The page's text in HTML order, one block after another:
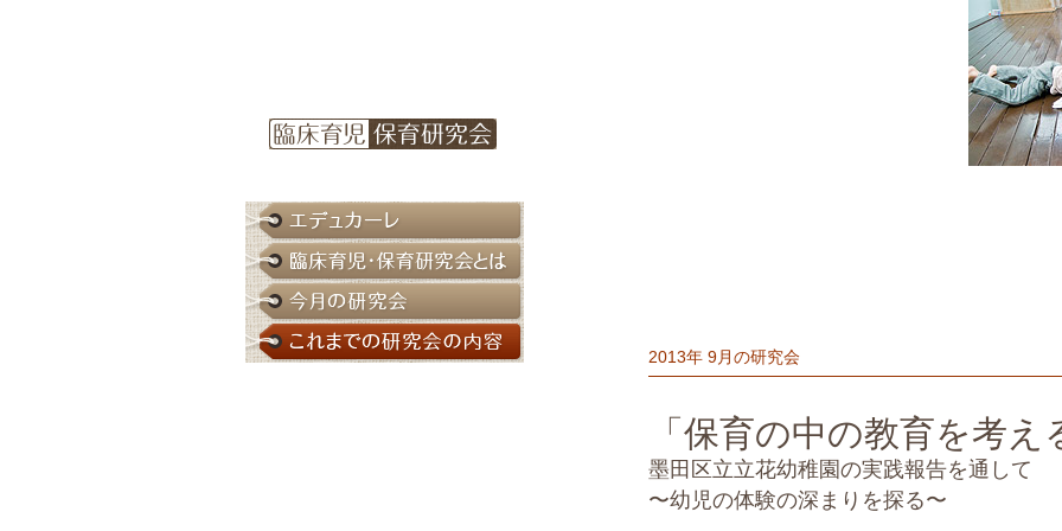
2013年 9月の研究会
「保育の中の教育を考え
墨田区立立花幼稚園の実践報告を通して
〜幼児の体験の深まりを探る〜